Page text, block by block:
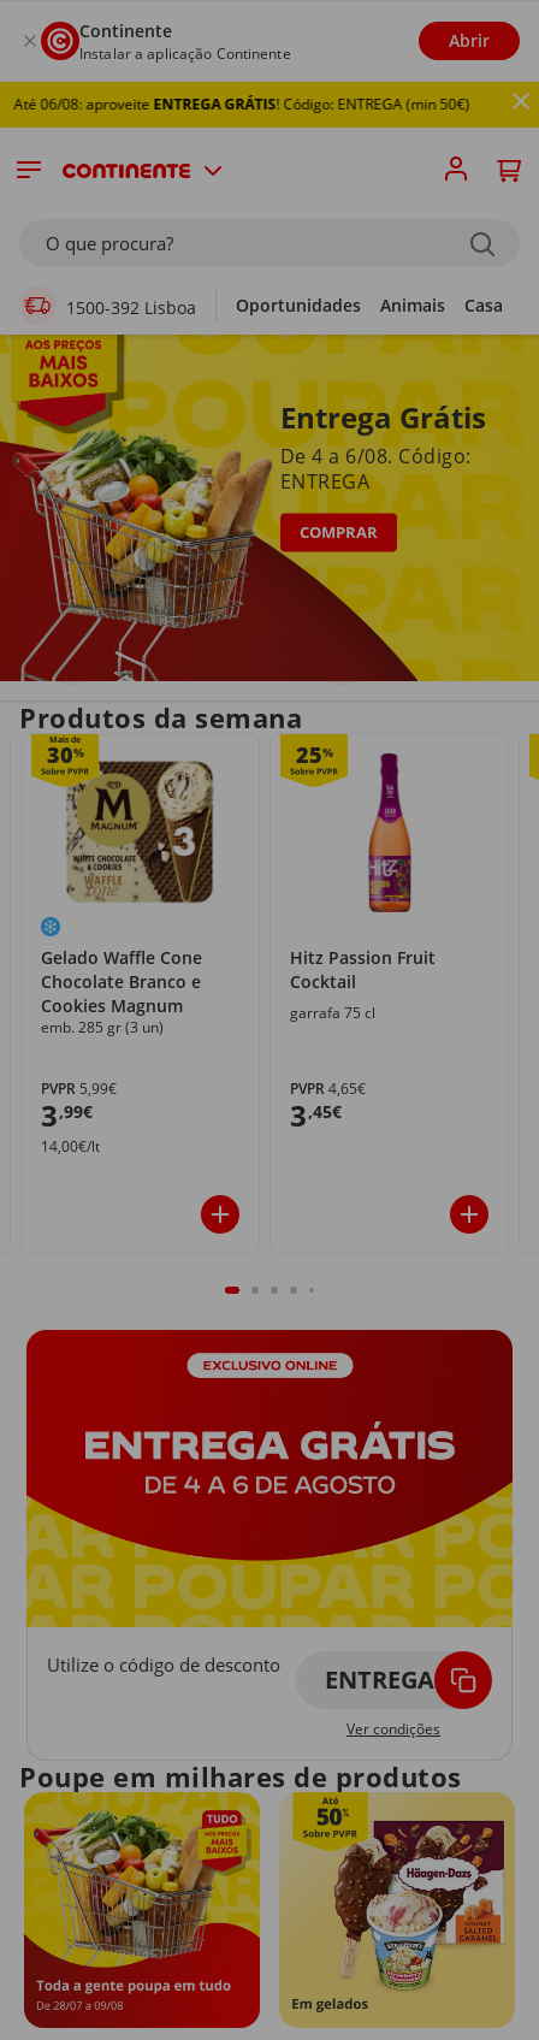
Continente
Instalar a aplicação Continente
Abrir
aproveiteENTREGA GRÁTIS! Código: ENTREGA (min 50€)
O que procura?
1500-392 Lisboa Oportunidades Animais Casa
Supermercado Online
Entrega Grátis
De 4 a 6/08. Código:
ENTREGA
COMPRAR
Entrega em casa
no próprio dia
Recolha grátis
com o Click&Go
Produtos da semana
Mais de
30%
Gelado Waffle Cone
Chocolate Branco e
Cookies Magnum
emb. 285 gr (3 un)
PVPR 5,99€
3,99€
14,00€/lt
25%
Hitz Passion Fruit
Cocktail
garrafa 75 cl
PVPR4,65€
3,45€
Utilize o código de desconto ENTREGA
Ver condições
Poupe em milhares de produtos